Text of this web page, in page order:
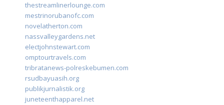
thestreamlinerlounge.com
mestrinorubanofc.com
novelatherton.com
nassvalleygardens.net
electjohnstewart.com
omptourtravels.com
tribratanews-polreskebumen.com
rsudbayuasih.org
publikjurnalistik.org
juneteenthapparel.net